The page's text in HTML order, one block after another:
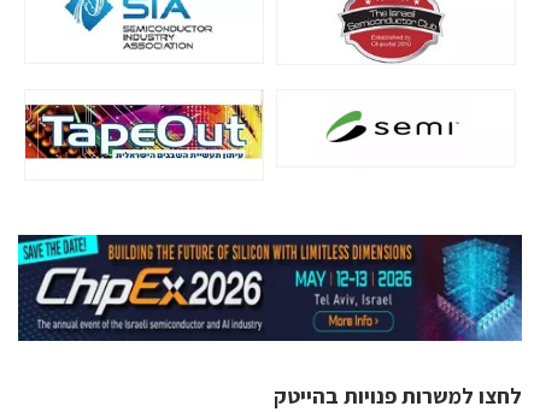
לחצו למשרות פנויות בהייטק